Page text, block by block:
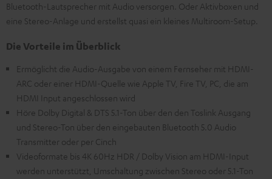
Bluetooth-Lautsprecher mit Audio versorgen. Oder Aktivboxen und
eine Stereo-Anlage und erstellst quasi ein kleines Multiroom-Setup.
Die Vorteile im Überblick
Ermöglicht die Audio-Ausgabe von einem Fernseher mit HDMI-
ARC oder einer HDMI-Quelle wie Apple TV, Fire TV, PC, die am
HDMI Input angeschlossen wird
Höre Dolby Digital & DTS 5.1-Ton über den den Toslink Ausgang
und Stereo-Ton über den eingebauten Bluetooth 5.0 Audio
Transmitter oder per Cinch
Videoformate bis 4K 60Hz HDR / Dolby Vision am HDMI-Input
werden unterstützt, Umschaltung zwischen Stereo oder 5.1-Ton